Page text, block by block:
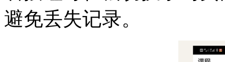
避免丢失记录。